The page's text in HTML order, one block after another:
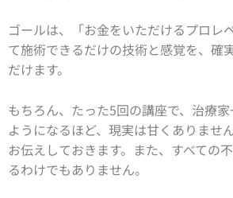
ゴールは、「お金をいただけるプロレ
て施術できるだけの技術と感覚を、確
だけます。
もちろん、たった5回の講座で、治療
ようになるほど、現実は甘くありませ
お伝えしておきます。 また、すべての
るわけでもありません。